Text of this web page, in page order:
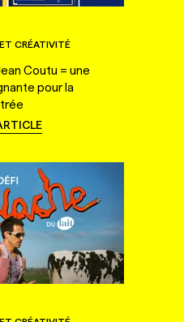
CRÉATIVITÉ
Coutu = une
pour la